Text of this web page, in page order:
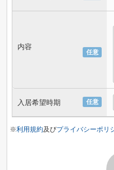
任意
内容
任意
入居希望時期
※利用規約及びプライバシーポリ